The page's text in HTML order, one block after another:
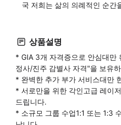
국 저희는 삶의 의례적인 순간
상품설명
* GIA 3개 자격증으로 안심대만
정사/진주 감별사 자격"을 보유
* 완벽한 추가 부가 서비스대만
* 서로만을 위한 각인고급 레이
드립니다.
* 소규모 그룹 수업1:1 또는 1:3